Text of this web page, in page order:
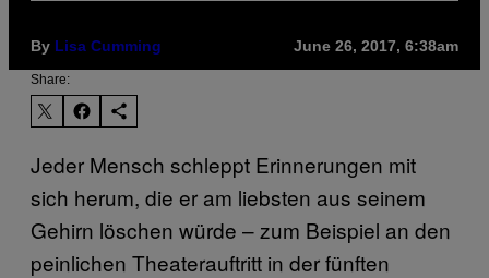
By Lisa Cumming June 26, 2017, 6:38am
Share:
Jeder Mensch schleppt Erinnerungen mit
sich herum, die er am liebsten aus seinem
Gehirn löschen würde – zum Beispiel an den
peinlichen Theaterauftritt in der fünften